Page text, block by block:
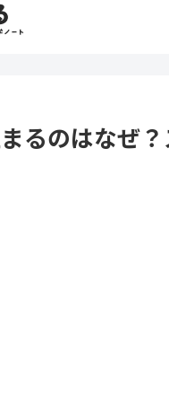
るのはなぜ